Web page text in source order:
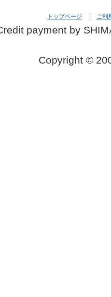
トップページ ご利
payment by
Copyright ©